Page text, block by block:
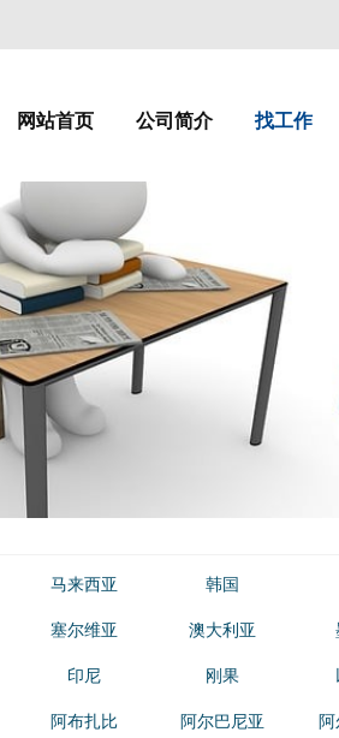
网站首页 公司简介 找工作
马来西亚 韩国
塞尔维亚 澳大利亚
印尼 刚果
阿布扎比 阿尔巴尼亚